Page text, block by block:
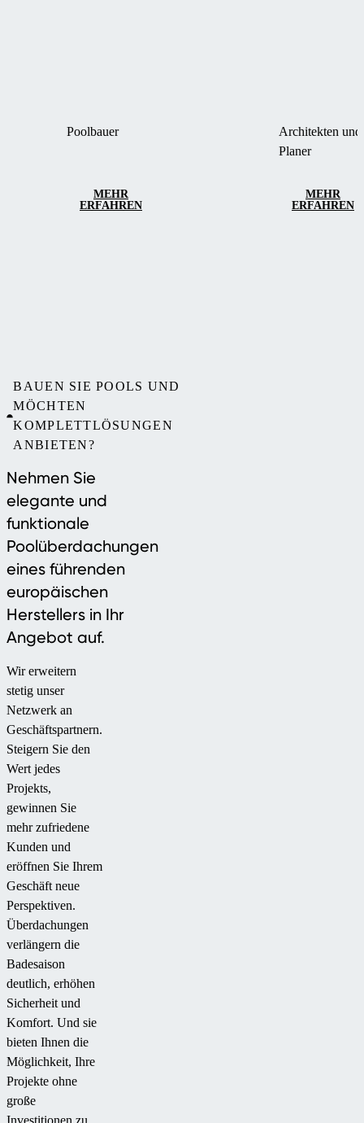
Poolbauer
MEHR
ERFAHREN
Architekten und
Planer
MEHR
ERFAHREN
BAUEN SIE POOLS UND
MÖCHTEN
KOMPLETTLÖSUNGEN
ANBIETEN?
Nehmen Sie
elegante und
funktionale
Poolüberdachungen
eines führenden
europäischen
Herstellers in Ihr
Angebot auf.
Wir erweitern
stetig unser
Netzwerk an
Geschäftspartnern.
Steigern Sie den
Wert jedes
Projekts,
gewinnen Sie
mehr zufriedene
Kunden und
eröffnen Sie Ihrem
Geschäft neue
Perspektiven.
Überdachungen
verlängern die
Badesaison
deutlich, erhöhen
Sicherheit und
Komfort. Und sie
bieten Ihnen die
Möglichkeit, Ihre
Projekte ohne
große
Investitionen zu